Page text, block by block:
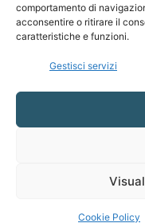
comportamento di
acconsentire o ritirare il
caratteristiche e funzioni.
Gestisci servizi
Cookie Policy
Contattaci: